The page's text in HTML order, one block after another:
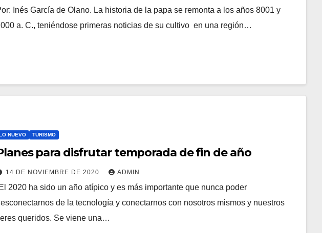
Inés García de Olano. La historia de la papa se remonta a los años 8001 y
a. C., teniéndose primeras noticias de su cultivo ​ en una región…
NUEVO TURISMO
para disfrutar temporada de fin de año
14 DE NOVIEMBRE DE 2020 ADMIN
2020 ha sido un año atípico y es más importante que nunca poder
de la tecnología y conectarnos con nosotros mismos y nuestros
queridos. Se viene una…